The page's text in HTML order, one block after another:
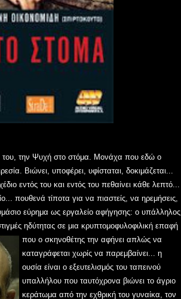
του, την Ψυχή στο στόμα. Μονάχα που εδώ ο
Βιώνει, υποφέρει, υφίσταται, δοκιμάζεται...
εντός του και εντός του πεθαίνει κάθε λεπτό...
πουθενά τίποτα για να πιαστείς, να ηρεμήσεις,
εύρημα ως εργαλείο αφήγησης: ο υπάλληλος
ηδύτητας σε μια κρυπτομοφυλοφιλική επαφή
που ο σκηνοθέτης την αφήνει απλώς να
καταγράφεται χωρίς να παρεμβαίνει... η
ουσία είναι ο εξευτελισμός του ταπεινού
υπαλλήλου που ταυτόχρονα βιώνει το άγριο
κεράτωμα από την εχθρική του γυναίκα, τον